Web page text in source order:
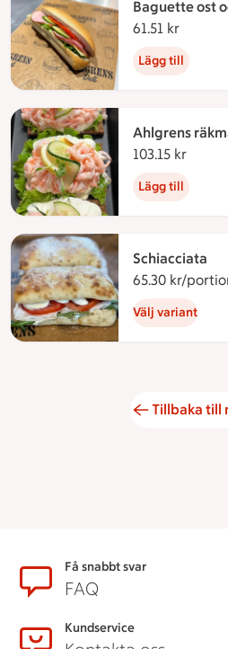
Baguette ost
61.51 kr
Lägg till
Ahlgrens
103.15 kr
Lägg till
Schiacciata
65.30 kr/
Välj variant
Tillbaka till
SidfotFå snabbt svar
FAQ
Kundservice